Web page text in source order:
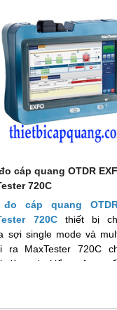
kiểm mạng cáp quang hiện
cáp quang OTDR
720C
đo cáp quang
720Cthiết bị
sợi single mode và
ra MaxTester 720C
dùng đo kiểm trên